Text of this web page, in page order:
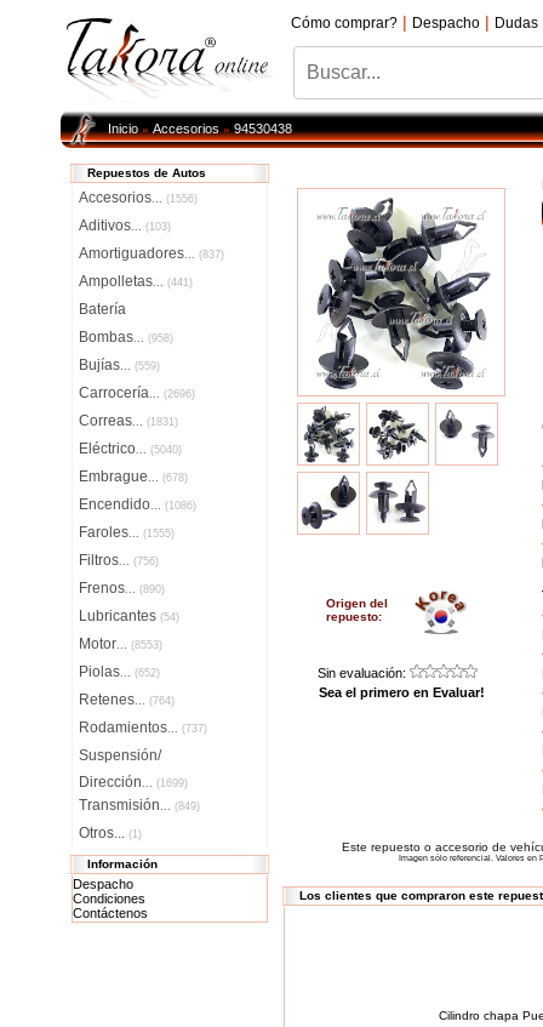
Cómo comprar? | Despacho | Dudas
Inicio»Accesorios»94530438
Repuestos de Autos
Accesorios... (1556)
Aditivos... (103)
Amortiguadores... (837)
Ampolletas... (441)
Batería
Bombas... (958)
Bujías... (559)
Carrocería... (2696)
Correas... (1831)
Eléctrico... (5040)
Embrague... (678)
Encendido... (1086)
Faroles... (1555)
Filtros... (756)
Frenos... (890)
Lubricantes (54)
Motor... (8553)
Piolas... (652)
Retenes... (764)
Rodamientos... (737)
Suspensión/
Dirección... (1699)
Transmisión... (849)
Otros... (1)
Información
Despacho
Condiciones
Contáctenos
Origen del
repuesto:
Sin evaluación:
Sea el primero en Evaluar!
Este repuesto o accesorio de
Imagen sólo referencial. Valores
Los clientes que compraron este
Cilindro chapa